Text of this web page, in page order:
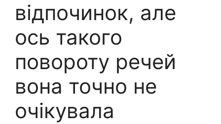
відпочинок, але
ось такого
повороту речей
вона точно не
очікувала